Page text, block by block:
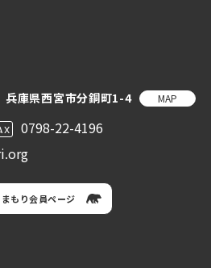
兵庫県西宮市分銅町1-4 MAP
0798-22-4196
まもり会員ページ